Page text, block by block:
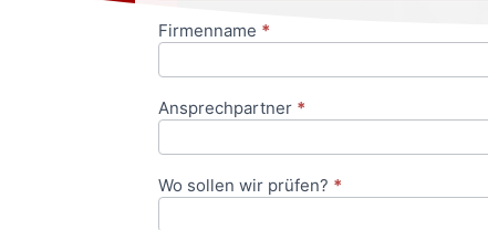
Anfrageformular
Firmenname *
Ansprechpartner *
Wo sollen wir prüfen? *